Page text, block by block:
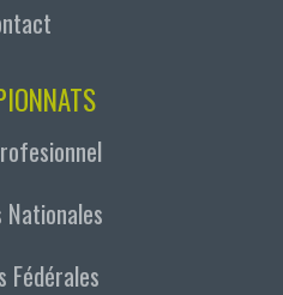
Nationales
Fédérales